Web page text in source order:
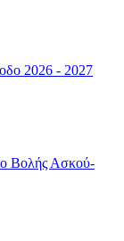
2026 - 2027
Βολής Ασκού-